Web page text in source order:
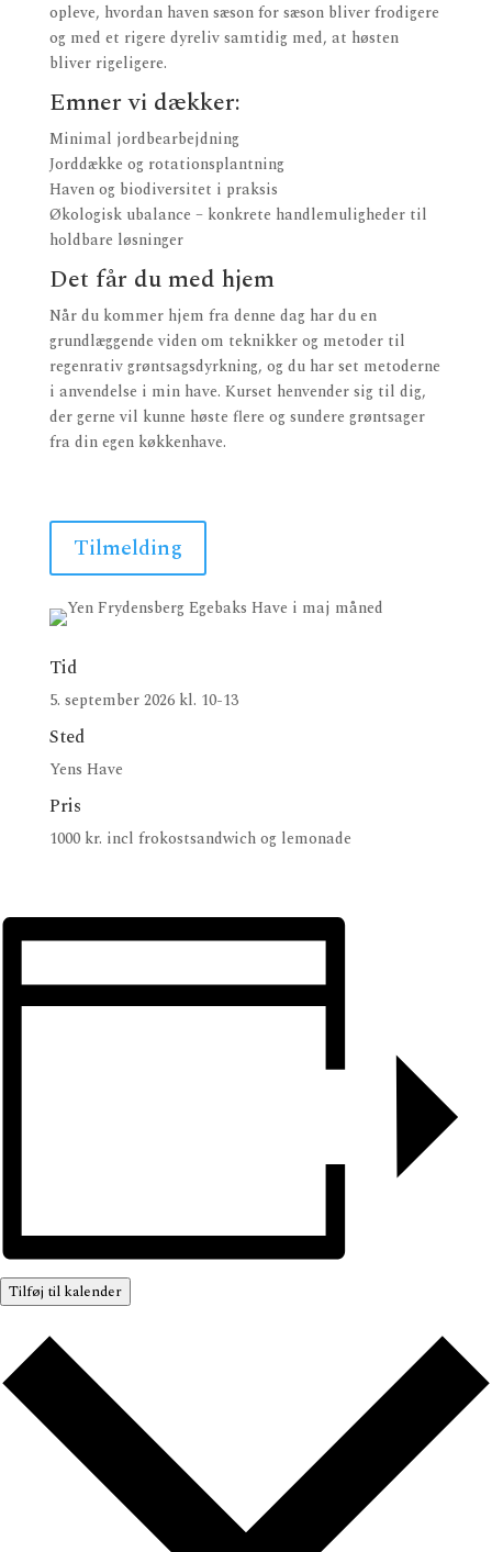
opleve, hvordan haven sæson for sæson bliver frodigere
og med et rigere dyreliv samtidig med, at høsten
bliver rigeligere.
Emner vi dækker:
Minimal jordbearbejdning
Jorddække og rotationsplantning
Haven og biodiversitet i praksis
Økologisk ubalance – konkrete handlemuligheder til
holdbare løsninger
Det får du med hjem
Når du kommer hjem fra denne dag har du en
grundlæggende viden om teknikker og metoder til
regenrativ grøntsagsdyrkning, og du har set metoderne
i anvendelse i min have. Kurset henvender sig til dig,
der gerne vil kunne høste flere og sundere grøntsager
fra din egen køkkenhave.
Tilmelding
Tid
5. september 2026 kl. 10-13
Sted
Yens Have
Pris
1000 kr. incl frokostsandwich og lemonade
Tilføj til kalender